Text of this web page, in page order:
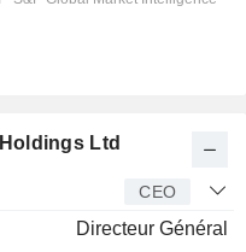
Ltd
CEO
Directeur Général